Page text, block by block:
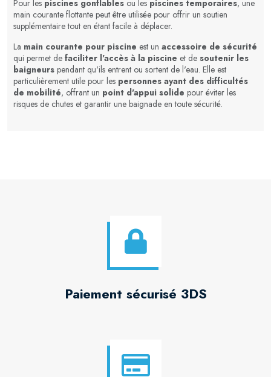
Pour les piscines gonflables ou les piscines temporaires, une
main courante flottante peut être utilisée pour offrir un soutien
supplémentaire tout en étant facile à déplacer.
La main courante pour piscine est un accessoire de sécurité
qui permet de faciliter l'accès à la piscine et de soutenir les
baigneurs pendant qu'ils entrent ou sortent de l'eau. Elle est
particulièrement utile pour les personnes ayant des difficultés
de mobilité, offrant un point d'appui solide pour éviter les
risques de chutes et garantir une baignade en toute sécurité.
Paiement sécurisé 3DS